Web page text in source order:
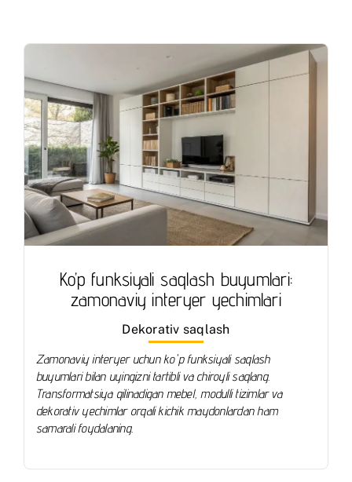
Ko’p funksiyali saqlash buyumlari:
zamonaviy interyer yechimlari
Dekorativ saqlash
Zamonaviy interyer uchun ko'p funksiyali saqlash
buyumlari bilan uyingizni tartibli va chiroyli saqlang.
Transformatsiya qilinadigan mebel, modulli tizimlar va
dekorativ yechimlar orqali kichik maydonlardan ham
samarali foydalaning.